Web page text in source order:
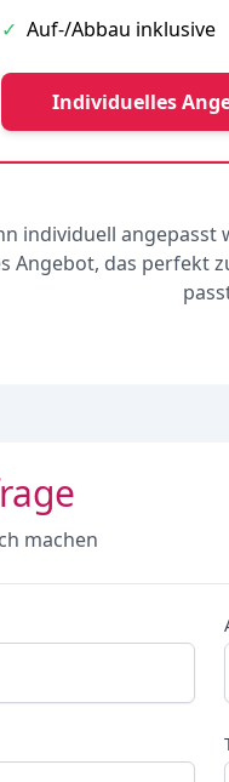
✓ Auf-/Abbau inklusive
Individuelles
individuell
Angebot, das perfekt
machen